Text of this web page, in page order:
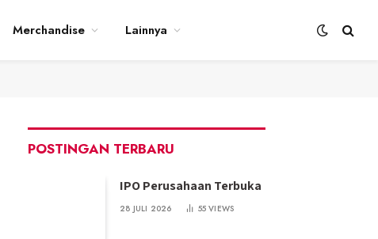
Merchandise Lainnya
POSTINGAN TERBARU
IPO Perusahaan Terbuka
28 JULI 2026 55VIEWS